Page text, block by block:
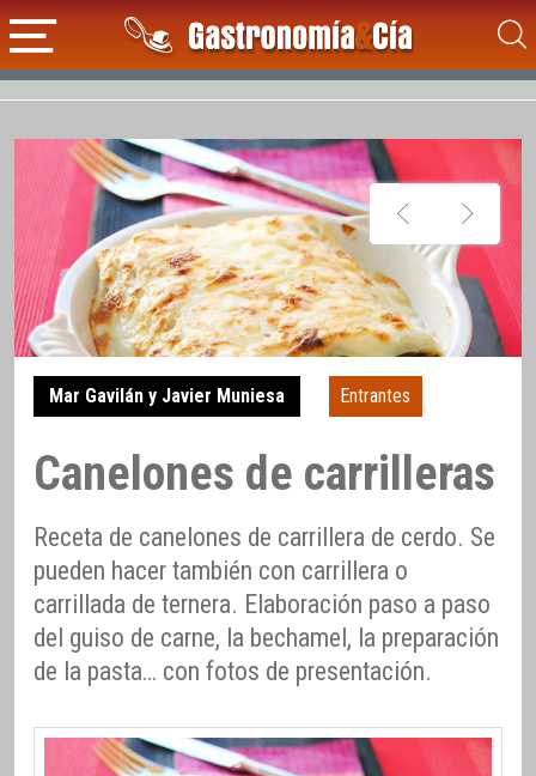
Mar Gavilán y Javier Muniesa Entrantes
Canelones de carrilleras
Receta de canelones de carrillera de cerdo. Se
pueden hacer también con carrillera o
carrillada de ternera. Elaboración paso a paso
del guiso de carne, la bechamel, la preparación
de la pasta… con fotos de presentación.